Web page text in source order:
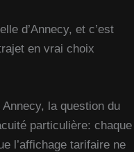
d’Annecy, et c’est
en vrai choix
la question du
particulière: chaque
l’affichage tarifaire ne